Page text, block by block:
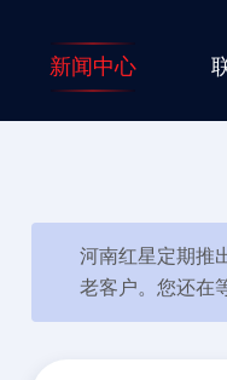
新闻中心
河南红星定期推
老客户。您还在